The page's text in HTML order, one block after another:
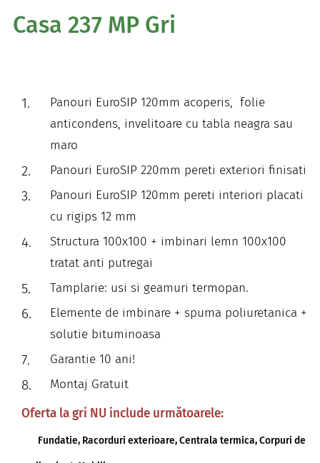
Casa 237 MP Gri
Panouri EuroSIP 120mm acoperis, folie
anticondens, invelitoare cu tabla neagra sau
maro
Panouri EuroSIP 220mm pereti exteriori finisati
Panouri EuroSIP 120mm pereti interiori placati
cu rigips 12 mm
Structura 100x100 + imbinari lemn 100x100
tratat anti putregai
Tamplarie: usi si geamuri termopan.
Elemente de imbinare + spuma poliuretanica +
solutie bituminoasa
Garantie 10 ani!
Montaj Gratuit
Oferta la gri NU include următoarele:
Fundatie, Racorduri exterioare,Centrala termica,Corpuri de